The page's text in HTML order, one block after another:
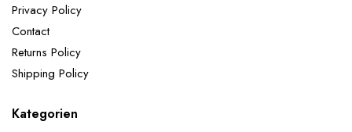
Privacy Policy
Contact
Returns Policy
Shipping Policy
Kategorien